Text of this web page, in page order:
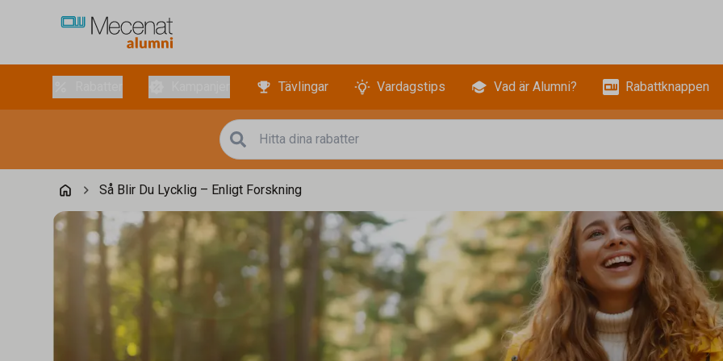
Tävlingar Vardagstips Vad är Alumni? Rabattknappen
Så Blir Du Lycklig – Enligt Forskning